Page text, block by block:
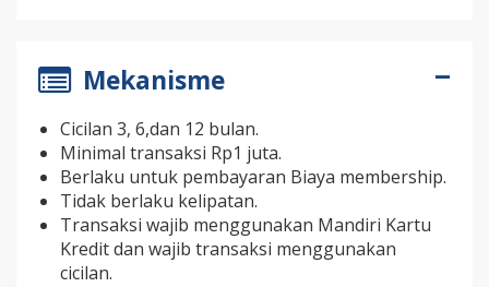
Mekanisme
Cicilan 3, 6,dan 12 bulan.
Minimal transaksi Rp1 juta.
Berlaku untuk pembayaran Biaya membership.
Tidak berlaku kelipatan.
Transaksi wajib menggunakan Mandiri Kartu
Kredit dan wajib transaksi menggunakan
cicilan.